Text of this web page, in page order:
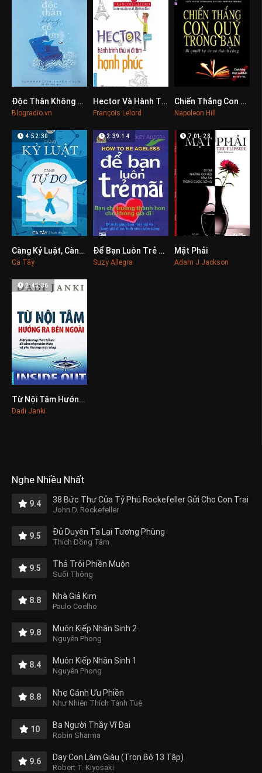
0
Độc Thân Không Cô Đơn
Blogradio.vn
0Hector Và Hành Trình Thú Vị Đi Tìm Hạnh Phúc
François Lelord
0
Chiến Thắng Con Quỷ Trong Bạn
Napoleon Hill
0
4:52:30
Càng Kỷ Luật, Càng Tự Do
Ca Tây
0
2:39:14
Để Bạn Luôn Trẻ Mãi
Suzy Allegra
7:01:28
Mặt Phải
Adam J Jackson
0
2:45:36
Từ Nội Tâm Hướng Ra Bên Ngoài
Dadi Janki
Nghe Nhiều Nhất
9.4 38 Bức Thư Của Tỷ Phú Rockefeller Gửi Cho Con Trai
John D. Rockefeller
9.5 Đủ Duyên Ta Lại Tương Phùng
Thích Đồng Tâm
9.5 Thả Trôi Phiền Muộn
Suối Thông
8.8 Nhà Giả Kim
Paulo Coelho
9.8 Muôn Kiếp Nhân Sinh 2
Nguyên Phong
8.4 Muôn Kiếp Nhân Sinh 1
Nguyên Phong
8.8 Nhẹ Gánh Ưu Phiền
Như Nhiên Thích Tánh Tuệ
10 Ba Người Thầy Vĩ Đại
Robin Sharma
9.6 Dạy Con Làm Giàu (Trọn Bộ 13 Tập)
Robert T. Kiyosaki